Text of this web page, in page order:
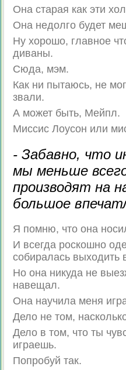
Она старая как эти
Она недолго будет
Ну хорошо, главное
диваны.
Сюда, мэм.
Как ни пытаюсь, не
звали.
А может быть, Мейпл.
Миссис Лоусон или
- Забавно, что
мы меньше
производят на
большое
Я помню, что она
И всегда роскошно
собиралась выходить
Но она никуда не
навещал.
Она научила меня
Дело не том,
Дело в том, что ты
играешь.
Попробуй так.